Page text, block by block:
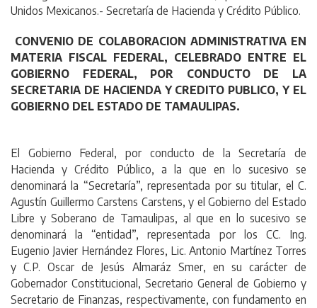
Unidos Mexicanos.- Secretaría de Hacienda y Crédito Público.
CONVENIO DE COLABORACION ADMINISTRATIVA EN
MATERIA FISCAL FEDERAL, CELEBRADO ENTRE EL
GOBIERNO FEDERAL, POR CONDUCTO DE LA
SECRETARIA DE HACIENDA Y CREDITO PUBLICO, Y EL
GOBIERNO DEL ESTADO DE TAMAULIPAS.
El Gobierno Federal, por conducto de la Secretaría de
Hacienda y Crédito Público, a la que en lo sucesivo se
denominará la “Secretaría”, representada por su titular, el C.
Agustín Guillermo Carstens Carstens, y el Gobierno del Estado
Libre y Soberano de Tamaulipas, al que en lo sucesivo se
denominará la “entidad”, representada por los CC. Ing.
Eugenio Javier Hernández Flores, Lic. Antonio Martínez Torres
y C.P. Oscar de Jesús Almaráz Smer, en su carácter de
Gobernador Constitucional, Secretario General de Gobierno y
Secretario de Finanzas, respectivamente, con fundamento en